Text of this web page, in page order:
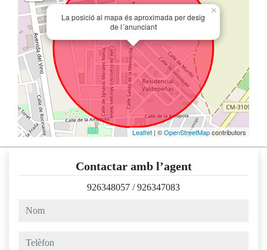
La posició al mapa és aproximada per desig
de l´anunciant
×
Leaflet | ©OpenStreetMapcontributors
Contactar amb l’agent
926348057 /926347083
nom
telèfon